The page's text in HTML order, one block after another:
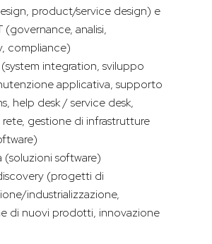
product/service design) e
(governance, analisi,
compliance)
(system integration, sviluppo
applicativa, supporto
help desk / service desk,
gestione di infrastrutture
(soluzioni software)
(progetti di
industrializzazione,
di nuovi prodotti, innovazione